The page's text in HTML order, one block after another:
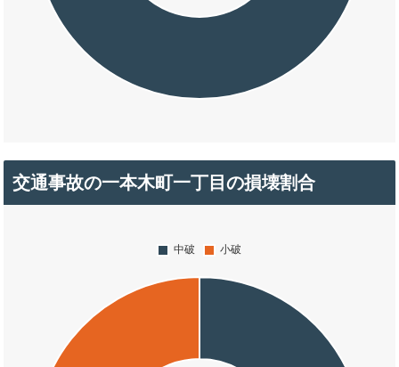
交通事故の一本木町一丁目の損壊割合